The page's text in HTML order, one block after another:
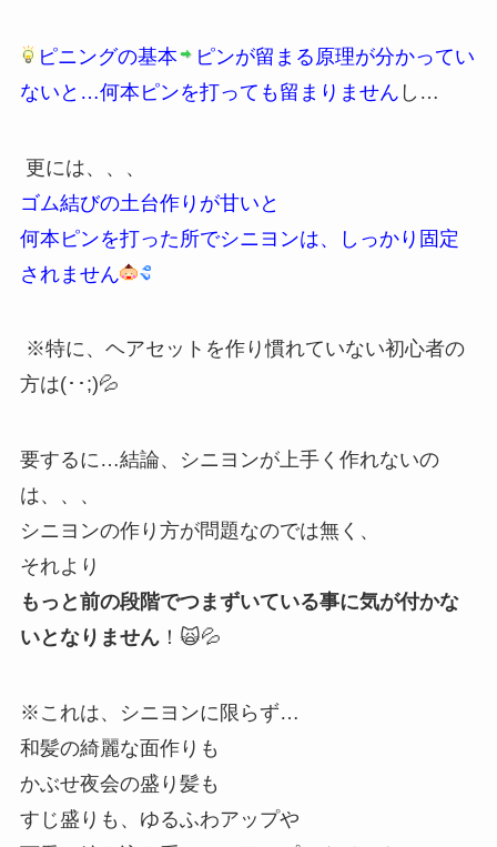
ピニングの基本
ピンが留まる原理が分かってい
ないと…何本ピンを打っても留まりません し…
更には、、、
ゴム結びの土台作りが甘いと
何本ピンを打った所でシニヨンは、しっかり固定
されません
※特に、ヘアセットを作り慣れていない初心者の
方は(･･;)💦
要するに…結論、シニヨンが上手く作れないの
は、、、
シニヨンの作り方が問題なのでは無く、
それより
もっと前の段階でつまずいている事に気が付かな
いとなりません！🙀💦
※これは、シニヨンに限らず…
和髪の綺麗な面作りも
かぶせ夜会の盛り髪も
すじ盛りも、ゆるふわアップや